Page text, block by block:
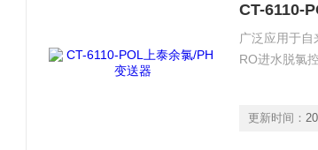
CT-6110-
广泛应用于自
RO进水脱氯
更新时间：